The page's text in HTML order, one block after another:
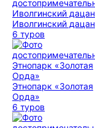
Иволгинский дацан
6 туров
Этнопарк «Золотая
Орда»
6 туров